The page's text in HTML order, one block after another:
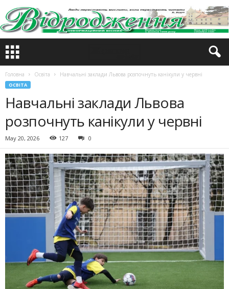
Головна Освіта Навчальні заклади Львова розпочнуть канікули у червні
ОСВІТА
Навчальні заклади Львова
розпочнуть канікули у червні
May 20, 2026 127 0